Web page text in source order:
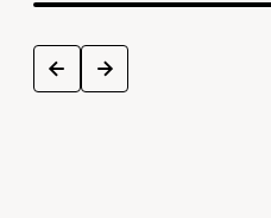
prev next